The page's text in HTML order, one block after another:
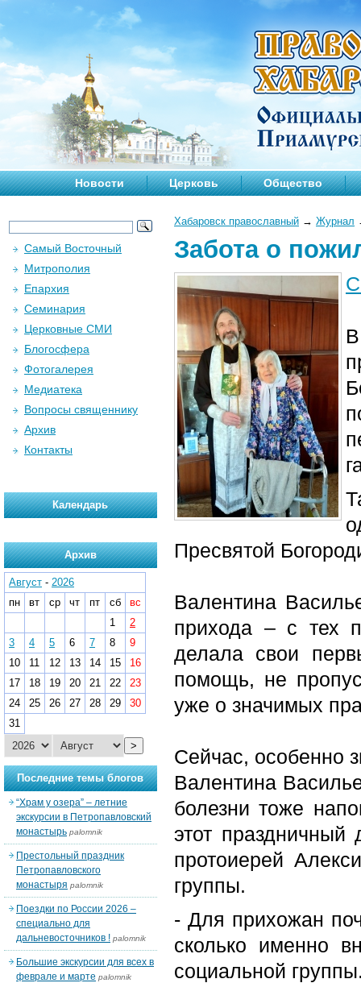
Новости Церковь Общество
Хабаровск православный → Журнал
Забота о
Пресвятой
Валентина
прихода – с тех
делала свои
помощь, не
уже о значимых
Сейчас, особенно
Валентина
болезни тоже
этот праздничный
протоиерей
группы.
- Для прихожан
сколько именно
социальной
Самый Восточный
Митрополия
Епархия
Семинария
Церковные СМИ
Блогосфера
Фотогалерея
Медиатека
Вопросы священнику
Архив
Контакты
Календарь
Архив
Август - 2026
пн
вт ср чт пт сб
вс
1
2
3
4 5 6 7 8
9
10
11 12 13 14 15
16
17
18 19 20 21 22
23
24
25 26 27 28 29
30
31
>
Последние темы блогов
“Храм у озера” – летние
экскурсии в Петропавловский
монастырь palomnik
Престольный праздник
Петропавловского
монастыря palomnik
Поездки по России 2026 –
специально для
дальневосточников ! palomnik
Большие экскурсии для всех в
феврале и марте palomnik